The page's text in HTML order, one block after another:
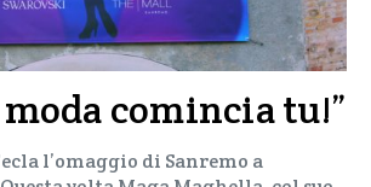
comincia tu!”
l’omaggio di Sanremo a